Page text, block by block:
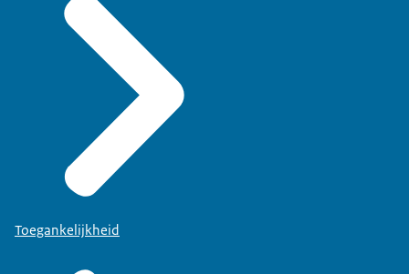
Toegankelijkheid